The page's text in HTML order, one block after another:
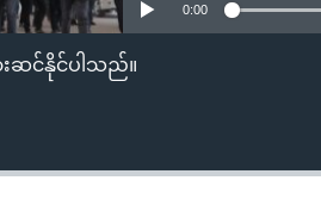
0:00
းဆင်နိုင်ပါသည်။